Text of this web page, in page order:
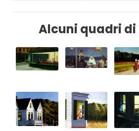
Alcuni quadri di